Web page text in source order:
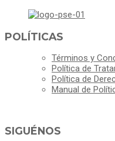
POLÍTICAS
Términos y
Política de
Política de
Manual de
SIGUÉNOS